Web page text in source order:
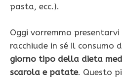
pasta, ecc.).
Oggi vorremmo
racchiude in sé il consumo
giorno tipo della dieta
scarola e patate. Questo